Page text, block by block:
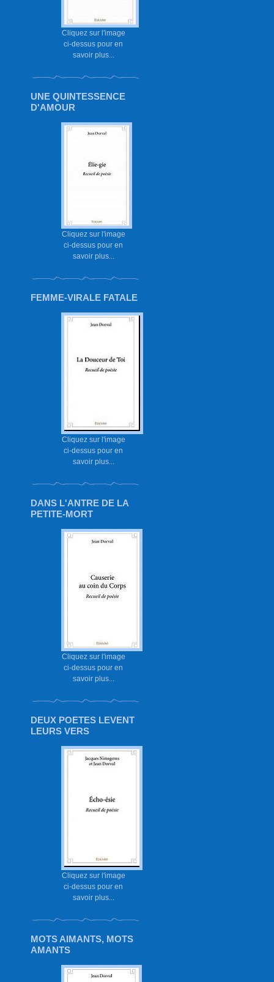
Cliquez sur l'image
ci-dessus pour en
savoir plus...
UNE QUINTESSENCE
D'AMOUR
Cliquez sur l'image
ci-dessus pour en
savoir plus...
FEMME-VIRALE FATALE
Cliquez sur l'image
ci-dessus pour en
savoir plus...
DANS L'ANTRE DE LA
PETITE-MORT
Cliquez sur l'image
ci-dessus pour en
savoir plus...
DEUX POETES LEVENT
LEURS VERS
Cliquez sur l'image
ci-dessus pour en
savoir plus...
MOTS AIMANTS, MOTS
AMANTS